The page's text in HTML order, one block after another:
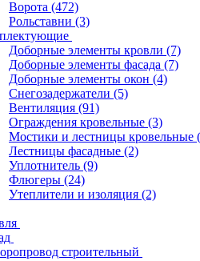
Ворота (472)
Рольставни (3)
Доборные элементы кровли (7)
Доборные элементы фасада (7)
Доборные элементы окон (4)
Снегозадержатели (5)
Вентиляция (91)
Ограждения кровельные (3)
Мостики и лестницы кровельные
Лестницы фасадные (2)
Уплотнитель (9)
Флюгеры (24)
Утеплители и изоляция (2)
строительный